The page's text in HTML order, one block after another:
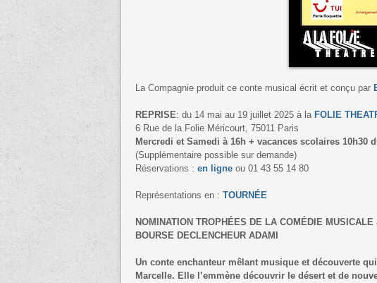
La Compagnie produit ce conte musical écrit et conçu par
REPRISE: du 14 mai au 19 juillet 2025 à la FOLIE
6 Rue de la Folie Méricourt, 75011 Paris
Mercredi et Samedi à 16h + vacances scolaires 10h30
(Supplémentaire possible sur demande)
Réservations : en ligne ou 01 43 55 14 80
Représentations en : TOURNÉE
NOMINATION TROPHÉES DE LA COMÉDIE
BOURSE DECLENCHEUR ADAMI
Un conte enchanteur mêlant musique et découverte
Marcelle. Elle l’emmène découvrir le désert et de